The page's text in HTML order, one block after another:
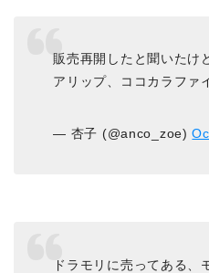
販売再開したと聞いたけ
アリップ、ココカラファ
— 杏子 (@anco_zoe)
ドラモリに売ってある、